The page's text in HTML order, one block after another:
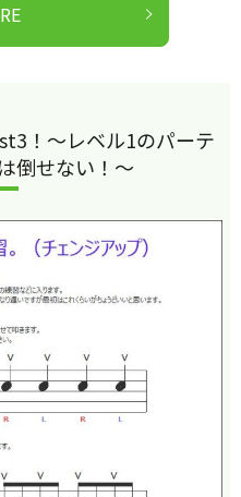
！～レベル1のパーテ
倒せない！～